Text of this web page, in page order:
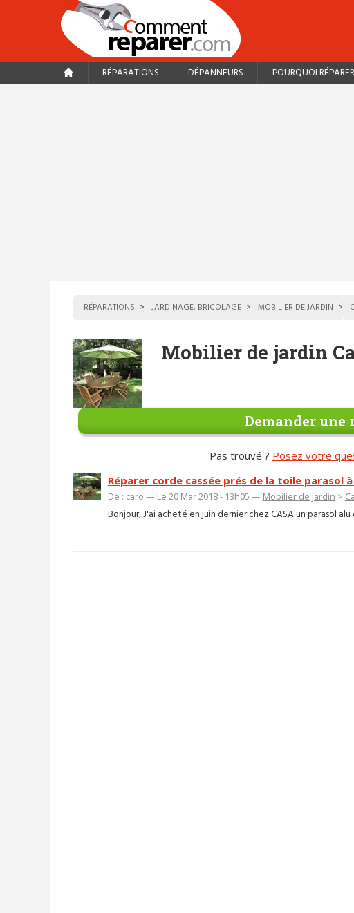
RÉPARATIONS DÉPANNEURS POURQUOI RÉPARER
RÉPARATIONS JARDINAGE, BRICOLAGE MOBILIER DE JARDIN
Mobilier de jardin
Demander une
Pas trouvé ? Posez votre
Réparer corde cassée prés de la toile parasol
De : caro — Le 20 Mar 2018 - 13h05 — Mobilier de jardin >
Bonjour, J'ai acheté en juin dernier chez CASA un parasol